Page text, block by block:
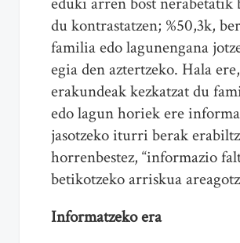
du kontrastatzen; %50,3k,
familia edo lagunengana
egia den aztertzeko. Hala ere,
erakundeak kezkatzat du
edo lagun horiek ere
jasotzeko iturri berak
horrenbestez, “informazio
betikotzeko arriskua
Informatzeko era